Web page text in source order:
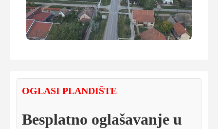
OGLASI PLANDIŠTE
Besplatno oglašavanje u